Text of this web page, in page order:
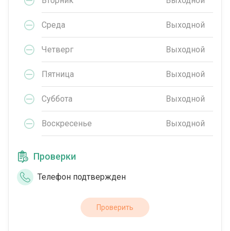
Среда Выходной
Четверг Выходной
Пятница Выходной
Суббота Выходной
Воскресенье Выходной
Проверки
Телефон подтвержден
Проверить